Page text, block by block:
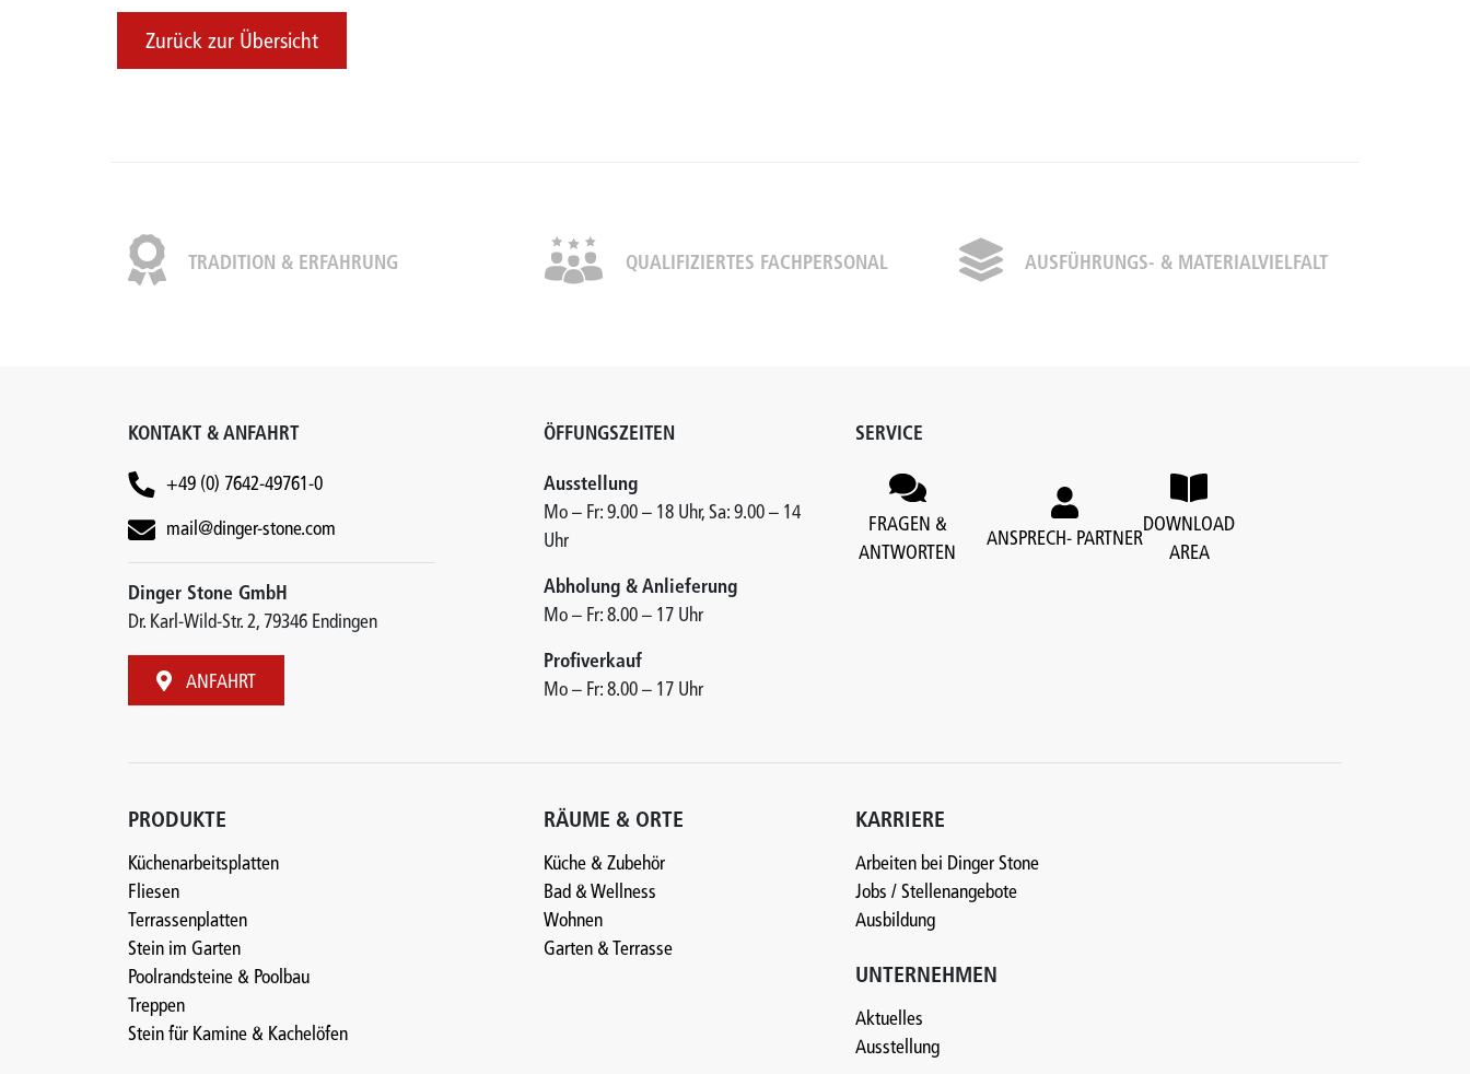
Zurück zur Übersicht
TRADITION & ERFAHRUNG QUALIFIZIERTES FACHPERSONAL AUSFÜHRUNGS- & MATERIALVIELFALT
KONTAKT & ANFAHRT
+49 (0) 7642-49761-0
mail@dinger-stone.com
Dinger Stone GmbH
Dr. Karl-Wild-Str. 2, 79346 Endingen
ANFAHRT
ÖFFUNGSZEITEN
Ausstellung
Mo – Fr: 9.00 – 18 Uhr, Sa: 9.00 – 14
Uhr
Abholung & Anlieferung
Mo – Fr: 8.00 – 17 Uhr
Profiverkauf
Mo – Fr: 8.00 – 17 Uhr
SERVICE
FRAGEN &
ANTWORTEN
ANSPRECH- PARTNER
DOWNLOAD
AREA
PRODUKTE
Küchenarbeitsplatten
Fliesen
Terrassenplatten
Stein im Garten
Poolrandsteine & Poolbau
Treppen
Stein für Kamine & Kachelöfen
RÄUME & ORTE
Küche & Zubehör
Bad & Wellness
Wohnen
Garten & Terrasse
KARRIERE
Arbeiten bei Dinger Stone
Jobs / Stellenangebote
Ausbildung
UNTERNEHMEN
Aktuelles
Ausstellung